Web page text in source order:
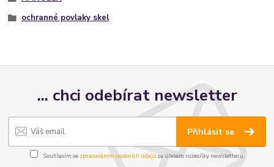
ochranné povlaky skel
... chci odebírat newsletter
Přihlásit se
Souhlasím se zpracováním osobních údajůza účelem rozesílky newsletteru.